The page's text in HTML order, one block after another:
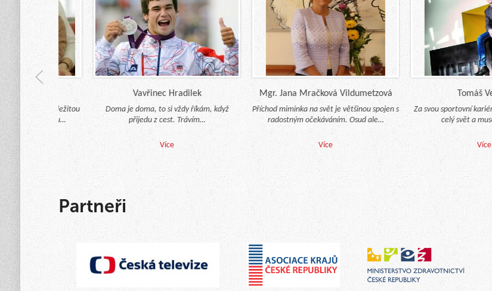
Mgr. Jana Mračková Vildumetzová
Příchod miminka na svět je většinou spojen s
radostným očekáváním. Osud ale…
Více
Tomáš
Za svou sportovní kariéru
celý svět a musel
Více
pro nás důležitou
po celou…
Vavřinec Hradilek
Doma je doma, to si vždy říkám, když
přijedu z cest. Trávím…
Více
Partneři